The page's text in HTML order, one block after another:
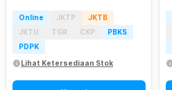
Online JKTP
JKTB
JKTU
TGR CKP
PBKS
PDPK
Lihat Ketersediaan Stok